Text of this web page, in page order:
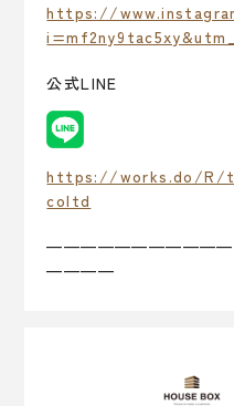
https://
公式LINE
https://works.do/R/
coltd
————